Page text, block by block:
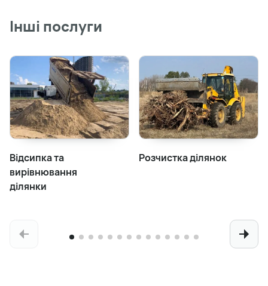
Інші послуги
Відсипка та
вирівнювання
ділянки
Розчистка ділянок